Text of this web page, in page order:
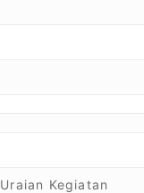
Uraian Kegiatan